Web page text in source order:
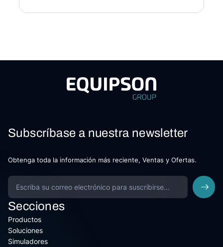
Subscríbase a nuestra newsletter
Obtenga toda la información más reciente, Ventas y Ofertas.
Secciones
Productos
Soluciones
Simuladores